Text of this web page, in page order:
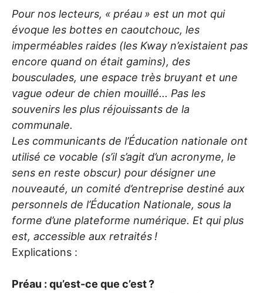
Pour nos lecteurs, « préau » est un mot qui
évoque les bottes en caoutchouc, les
imperméables raides (les Kway n’existaient pas
encore quand on était gamins), des
bousculades, une espace très bruyant et une
vague odeur de chien mouillé... Pas les
souvenirs les plus réjouissants de la
communale.
Les communicants de l’Éducation nationale ont
utilisé ce vocable (s’il s’agit d’un acronyme, le
sens en reste obscur) pour désigner une
nouveauté, un comité d’entreprise destiné aux
personnels de l’Éducation Nationale, sous la
forme d’une plateforme numérique. Et qui plus
est, accessible aux retraités!
Explications :
Préau : qu’est-ce que c’est?